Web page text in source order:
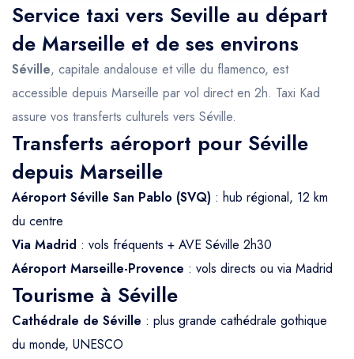
Service taxi vers Seville au départ
de Marseille et de ses environs
Séville, capitale andalouse et ville du flamenco, est
accessible depuis Marseille par vol direct en 2h. Taxi Kad
assure vos transferts culturels vers Séville.
Transferts aéroport pour Séville
depuis Marseille
Aéroport Séville San Pablo (SVQ) : hub régional, 12 km
du centre
Via Madrid : vols fréquents + AVE Séville 2h30
Aéroport Marseille-Provence : vols directs ou via Madrid
Tourisme à Séville
Cathédrale de Séville : plus grande cathédrale gothique
du monde, UNESCO